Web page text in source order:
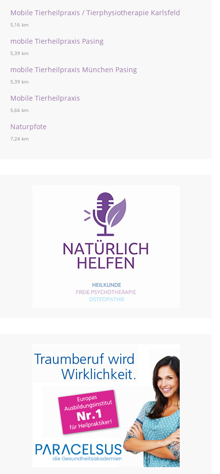
Mobile Tierheilpraxis / Tierphysiotherapie Karlsfeld
5,16 km
mobile Tierheilpraxis Pasing
5,39 km
mobile Tierheilpraxis München Pasing
5,39 km
Mobile Tierheilpraxis
5,66 km
Naturpfote
7,24 km